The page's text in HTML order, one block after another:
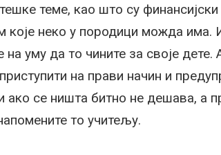
теме, као што су
неко у породици можда има.
уму да то чините за своје дете.
на прави начин и
се ништа битно не дешава, а
то учитељу.